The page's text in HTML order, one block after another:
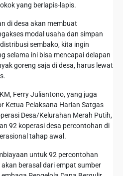
yang berlapis-lapis.
di desa akan membuat
modal usaha dan simpan
sembako, kita ingin
selama ini bisa mencapai delapan
goreng saja di desa, harus lewat
Ferry Juliantono, yang juga
Ketua Pelaksana Harian Satgas
Desa/Kelurahan Merah Putih,
92 koperasi desa percontohan di
tahap awal.
untuk 92 percontohan
berasal dari empat sumber